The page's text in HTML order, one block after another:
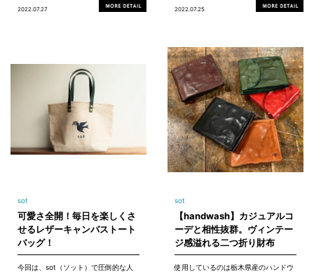
2022.07.27 2022.07.25
sot
可愛さ全開！毎日を楽しくさ
せるレザーキャンバストート
バッグ！
今回は、sot（ソット）で圧倒的な人
sot
【handwash】カジュアルコ
ーデと相性抜群。ヴィンテー
ジ感溢れる二つ折り財布
使用しているのは栃木県産のハンドウ